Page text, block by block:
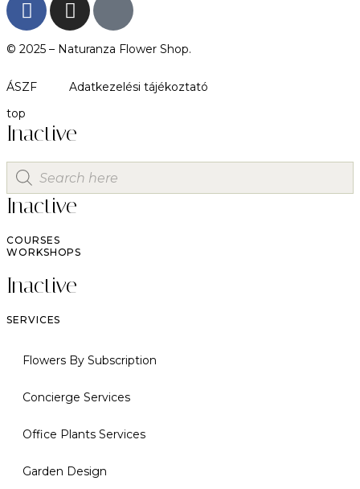
© 2025 – Naturanza Flower Shop.
ÁSZF
Adatkezelési tájékoztató
top
Inactive
Inactive
COURSES
WORKSHOPS
Inactive
SERVICES
Flowers By Subscription
Concierge Services
Office Plants Services
Garden Design